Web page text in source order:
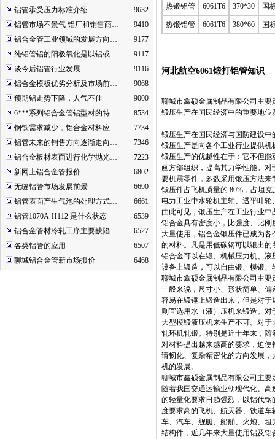
铝管承受压力标准介绍
9632
铝管市场不景气 铝厂和销售商…
9410
铝合金管工业领域的发展方向…
9177
纯铝管铝的阳极氧化是以铝或…
9117
谈今后铝管行业发展
9116
铝合金模板优劣分析及市场前…
9068
预期铝走势下降，人气不佳
9000
6***系列铝合金管铝型材的特…
8534
钢铁需求减少，铝合金材料应…
7734
铝管未来的销售方向逐渐走向…
7346
铝合金板材表面进行化学抛光…
7223
新网上铝合金管报价
6802
无缝铝管市场发展前景
6690
铝管表面产生气泡的处理方式…
6661
铝管1070A-H112 是什么状态
6539
铝合金管材冷轧工序主要缺陷…
6527
各类铝管的应用
6507
聊城铝合金管新市场报价
6468
热锻铝管 6061T6 370*30 国
热锻铝管 6061T6 380*60 国
河北航空6061锻打铝管知识
聊城市鑫硕金属制品有限公司主要
锻压生产在国民经济中的重要地
锻压生产在国民经济与国防建设中
锻压生产是向各个工业行业提供机
锻压生产的优越性在于：它不但
画方部组织，提高其力学性能。
要机震零件，多数采用锻压方法来
锻压件占飞机质量的 80%，占坦
电力工业中水轮机主轴、透平叶
由此可见，锻压生产在工业行业中
铝合金具有密度小，比强度、比
大量使用，铝合金锻压件已成为
的材料。凡是用低碳钢可以锻出
铝合金可以在锻、机械压力机、
设备上锻造，可以自由锻、模锻
聊城市鑫硕金属制品有限公司主要
一般来说，尺寸小、形状简单、
容易在锻锤上锻造出来，但是对
则宜选用水（液）压机来锻造。
大型模锻液压机来生产不可。对
轧环机轧锻。特别是近十年来，
对材料提出越来越高的要求，迫
请韧化、复杂精密化的方向发展
机的发展。
聊城市鑫硕金属制品有限公司主要
随着我国交通运输业朝现代化、
的轻量化要求日趋强烈，以铝代
度要求高的飞机、航天器、铁道
车、汽车、舰艇、船舶、火炮、
结构件，近几年来大量使用铝及